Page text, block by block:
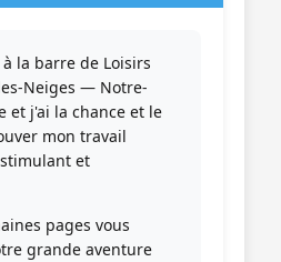
à la barre de Loisirs
Neiges — Notre-
et j'ai la chance et le
mon travail
et
pages vous
grande aventure